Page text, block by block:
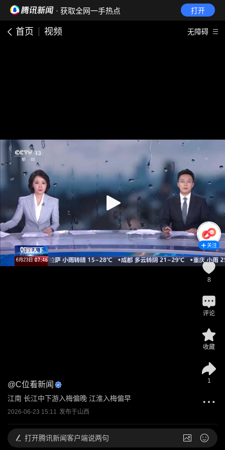
· 获取全网一手热点 打开
首页 视频 无障碍
@C位看新闻
江南 长江中下游入梅偏晚 江淮入梅偏早
2026-06-23 15:11 发布于山西
关注
8
评论
收藏
1
打开腾讯新闻客户端说两句